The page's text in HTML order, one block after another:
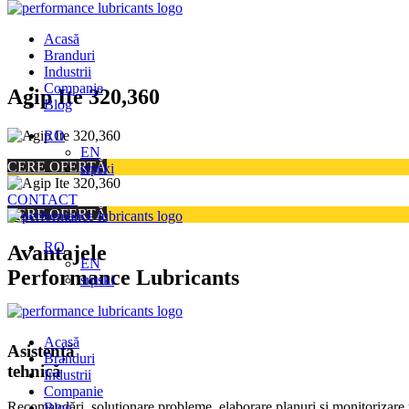
Skip
to
content
Acasă
Branduri
Industrii
Companie
Blog
RO
EN
srpski
CONTACT
RO
EN
srpski
Acasă
Branduri
Industrii
Companie
Agip Ite 320,360
CERE OFERTĂ
CERE OFERTĂ
Avantajele
Performance Lubricants
Asistență
tehnică